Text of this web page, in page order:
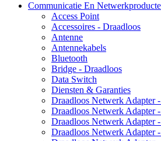
Communicatie En
Access Point
Accessoires - Draadloos
Antenne
Antennekabels
Bluetooth
Bridge - Draadloos
Data Switch
Diensten & Garanties
Draadloos Netwerk Adapter
Draadloos Netwerk Adapter
Draadloos Netwerk Adapter
Draadloos Netwerk Adapter